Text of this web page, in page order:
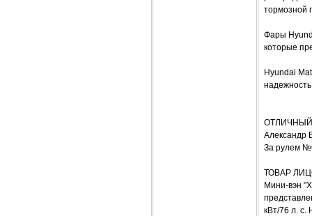
тормозной
Фары
которые
Hyundai
Александр
За рулем
ТОВАР
Мини-вэн
кВт/76 л.